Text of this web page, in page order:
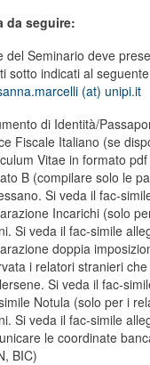
da seguire:
del Seminario deve
sotto indicati al
(at) unipi.it
di Identità/
Fiscale Italiano (se
Vitae in formato pdf
B (compilare solo le
Si veda il fac-
Incarichi (solo
Si veda il fac-simile
doppia
i relatori stranieri
Si veda il fac-
Notula (solo per i
Si veda il fac-simile
le coordinate
BIC)